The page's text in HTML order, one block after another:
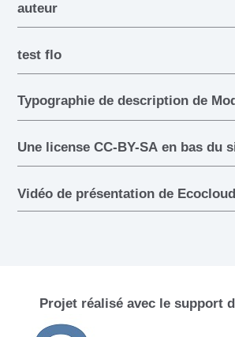
auteur
test flo
Typographie de description de
Une license CC-BY-SA en bas du
Vidéo de présentation de Ecocloud
Projet réalisé avec le support